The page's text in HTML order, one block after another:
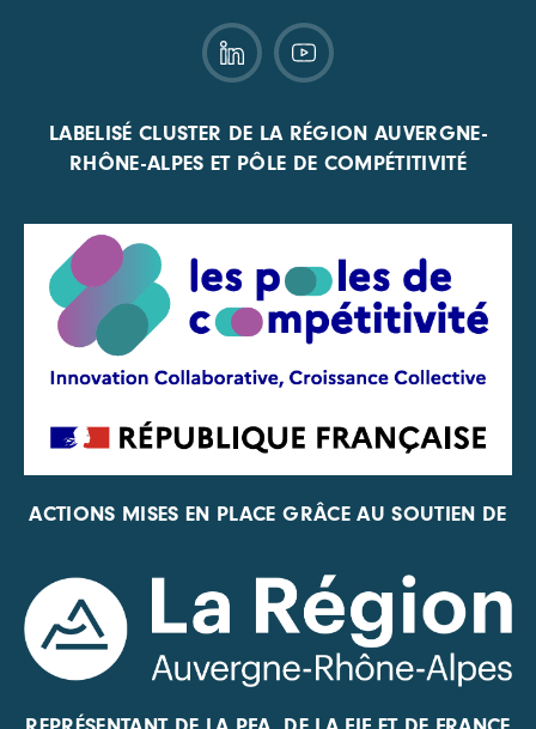
LABELISÉ CLUSTER DE LA RÉGION AUVERGNE-
RHÔNE-ALPES ET PÔLE DE COMPÉTITIVITÉ
ACTIONS MISES EN PLACE GRÂCE AU SOUTIEN DE